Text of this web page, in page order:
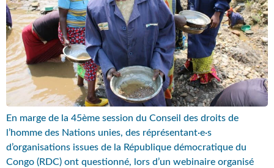
En marge de la 45ème session du Conseil des droits de
l’homme des Nations unies, des réprésentant·e·s
d’organisations issues de la République démocratique du
Congo (RDC) ont questionné, lors d’un webinaire organisé